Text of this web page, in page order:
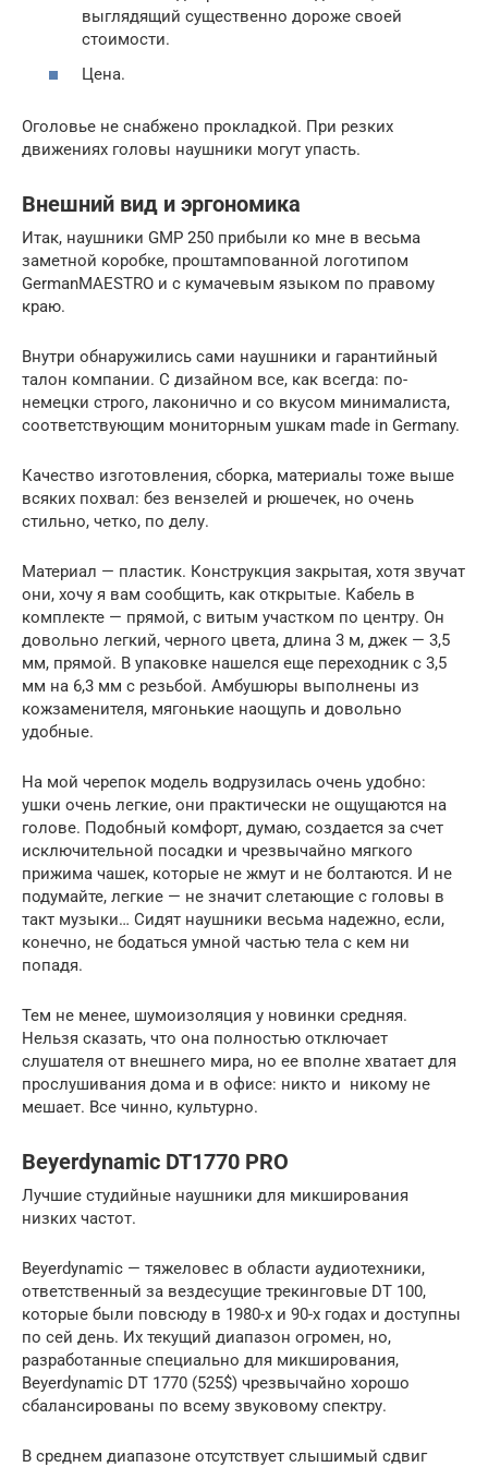
выглядящий существенно дороже своей
стоимости.
Цена.
Оголовье не снабжено прокладкой. При резких
движениях головы наушники могут упасть.
Внешний вид и эргономика
Итак, наушники GMP 250 прибыли ко мне в весьма
заметной коробке, проштампованной логотипом
GermanMAESTRO и с кумачевым языком по правому
краю.
Внутри обнаружились сами наушники и гарантийный
талон компании. С дизайном все, как всегда: по-
немецки строго, лаконично и со вкусом минималиста,
соответствующим мониторным ушкам made in Germany.
Качество изготовления, сборка, материалы тоже выше
всяких похвал: без вензелей и рюшечек, но очень
стильно, четко, по делу.
Материал — пластик. Конструкция закрытая, хотя звучат
они, хочу я вам сообщить, как открытые. Кабель в
комплекте — прямой, с витым участком по центру. Он
довольно легкий, черного цвета, длина 3 м, джек — 3,5
мм, прямой. В упаковке нашелся еще переходник с 3,5
мм на 6,3 мм с резьбой. Амбушюры выполнены из
кожзаменителя, мягонькие наощупь и довольно
удобные.
На мой черепок модель водрузилась очень удобно:
ушки очень легкие, они практически не ощущаются на
голове. Подобный комфорт, думаю, создается за счет
исключительной посадки и чрезвычайно мягкого
прижима чашек, которые не жмут и не болтаются. И не
подумайте, легкие — не значит слетающие с головы в
такт музыки… Сидят наушники весьма надежно, если,
конечно, не бодаться умной частью тела с кем ни
попадя.
Тем не менее, шумоизоляция у новинки средняя.
Нельзя сказать, что она полностью отключает
слушателя от внешнего мира, но ее вполне хватает для
прослушивания дома и в офисе: никто и никому не
мешает. Все чинно, культурно.
Beyerdynamic DT1770 PRO
Лучшие студийные наушники для микширования
низких частот.
Beyerdynamic — тяжеловес в области аудиотехники,
ответственный за вездесущие трекинговые DT 100,
которые были повсюду в 1980-х и 90-х годах и доступны
по сей день. Их текущий диапазон огромен, но,
разработанные специально для микширования,
Beyerdynamic DT 1770 (525$) чрезвычайно хорошо
сбалансированы по всему звуковому спектру.
В среднем диапазоне отсутствует слышимый сдвиг